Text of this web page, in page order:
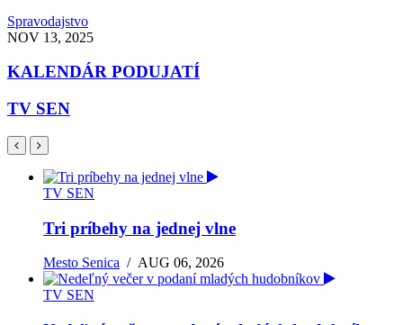
Spravodajstvo
NOV 13, 2025
KALENDÁR PODUJATÍ
TV SEN
TV SEN
Tri príbehy na jednej vlne
Mesto Senica /AUG 06, 2026
TV SEN